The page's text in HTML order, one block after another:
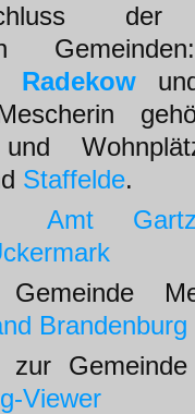
Radekow
und
Staffelde.
Amt
Brandenburg
zur
Viewer